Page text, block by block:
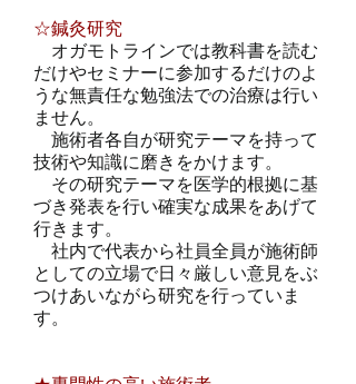
☆鍼灸研究
オガモトラインでは教科書を読む
だけやセミナーに参加するだけのよ
うな無責任な勉強法での治療は行い
ません。
施術者各自が研究テーマを持って
技術や知識に磨きをかけます。
その研究テーマを医学的根拠に基
づき発表を行い確実な成果をあげて
行きます。
社内で代表から社員全員が施術師
としての立場で日々厳しい意見をぶ
つけあいながら研究を行っていま
す。